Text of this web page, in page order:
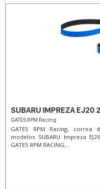
SUBARU IMPREZA EJ20
GATES RPM Racing
GATES RPM Racing,
modelos SUBARU Impreza
GATES RPM RACING,...